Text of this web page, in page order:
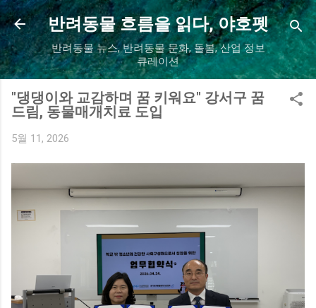
기본 콘텐츠로 건너뛰기
반려동물 흐름을 읽다, 야호펫
반려동물 뉴스, 반려동물 문화, 돌봄, 산업 정보
큐레이션
"댕댕이와 교감하며 꿈 키워요" 강서구 꿈
드림, 동물매개치료 도입
5월 11, 2026